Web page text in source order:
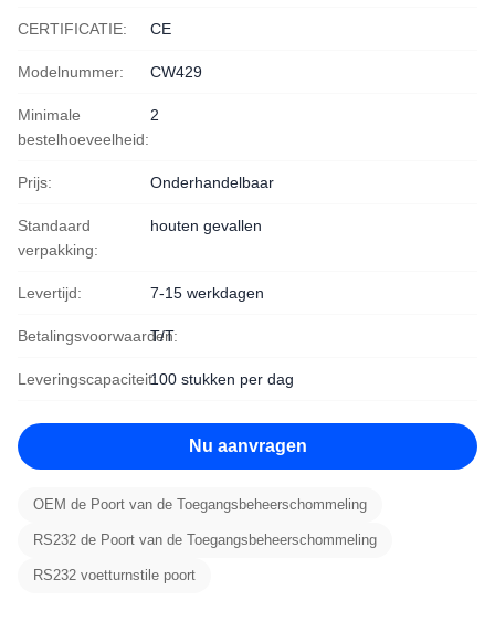
CERTIFICATIE: CE
Modelnummer: CW429
Minimale
bestelhoeveelheid:
2
Prijs: Onderhandelbaar
Standaard
verpakking:
houten gevallen
Levertijd: 7-15 werkdagen
Betalingsvoorwaarden:
T/T
Leveringscapaciteit:100 stukken per dag
Nu aanvragen
OEM de Poort van de Toegangsbeheerschommeling
RS232 de Poort van de Toegangsbeheerschommeling
RS232 voetturnstile poort